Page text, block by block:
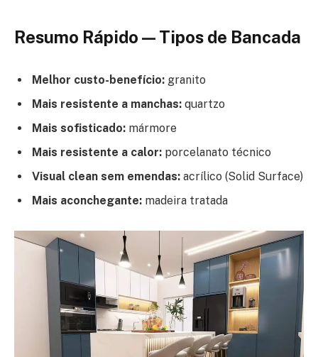
Resumo Rápido — Tipos de Bancada
Melhor custo-benefício: granito
Mais resistente a manchas: quartzo
Mais sofisticado: mármore
Mais resistente a calor: porcelanato técnico
Visual clean sem emendas: acrílico (Solid Surface)
Mais aconchegante: madeira tratada